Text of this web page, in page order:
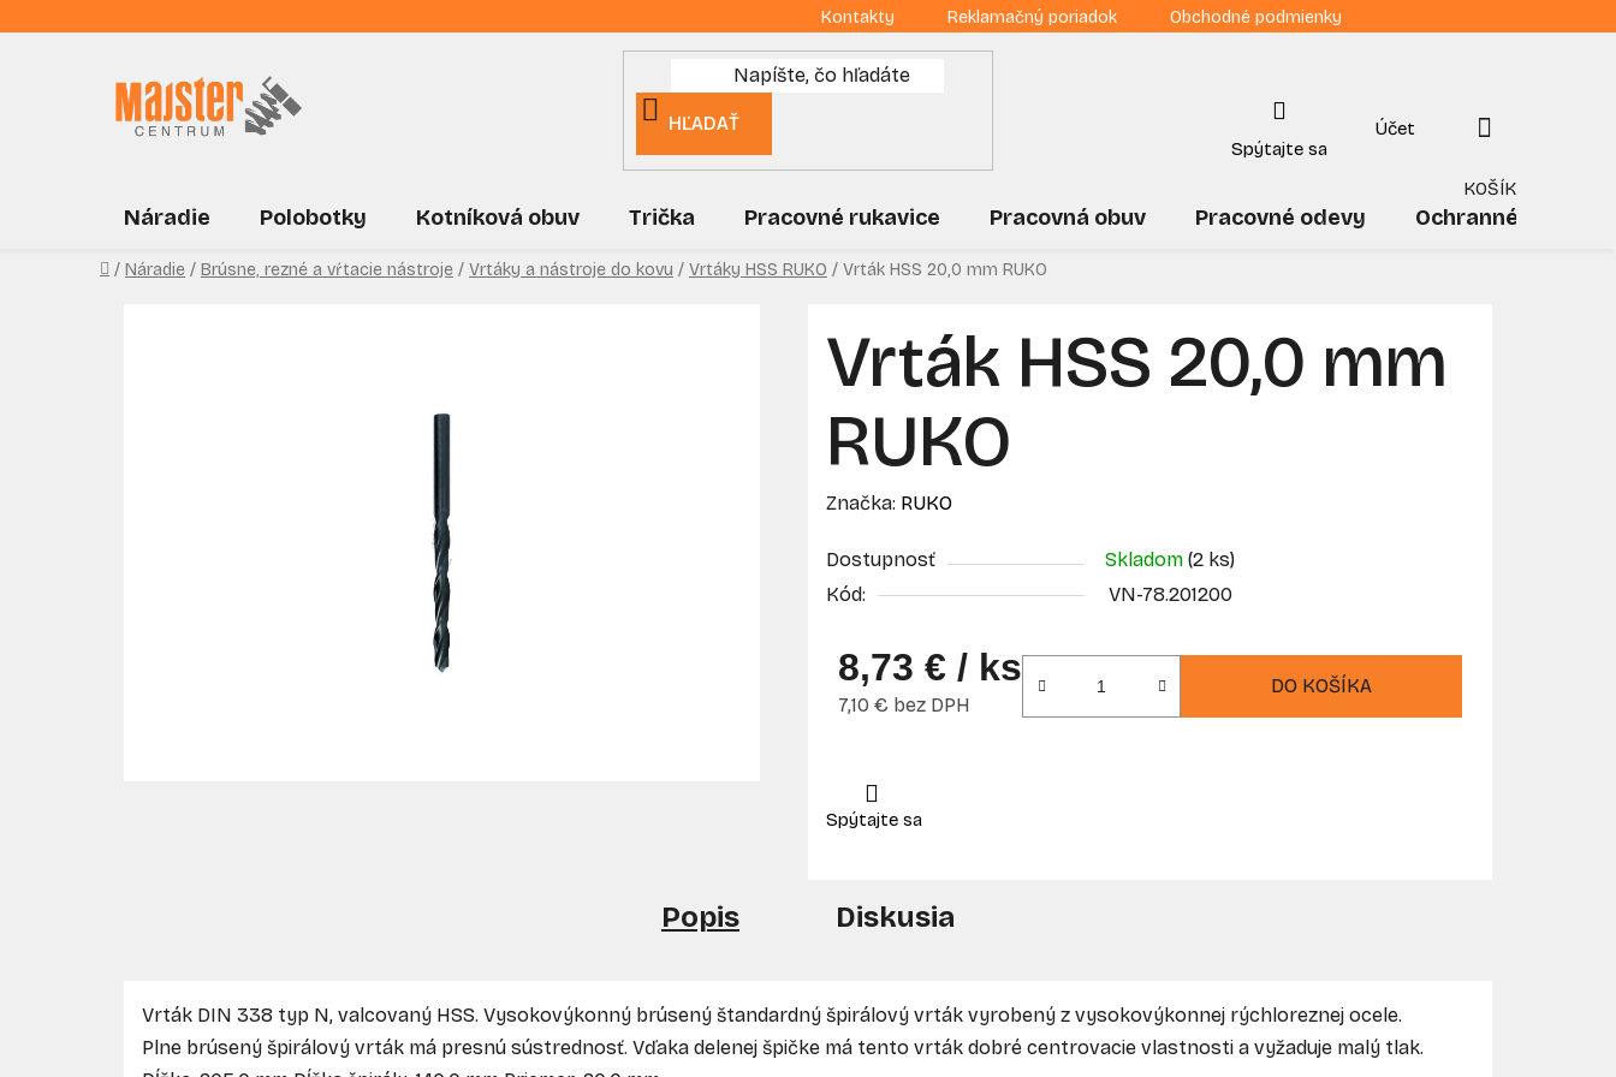
na
Kontakty Reklamačný poriadok Obchodné podmienky
HĽADAŤ
NÁKUPNÝ
KOŠÍK
Náradie Polobotky Kotníková obuv Trička Pracovné rukavice Pracovná obuv Pracovné odevy Ochranné
Domov
/ Náradie / Brúsne, rezné a vŕtacie nástroje / Vrtáky a nástroje do kovu / Vrtáky HSS RUKO / Vrták HSS 20,0 mm RUKO
Vrták HSS 20,0 mm
RUKO
Značka: RUKO
Dostupnosť Skladom (2 ks)
Kód:
VN-78.201200
8,73 € / ks
7,10 € bez DPH
DO KOŠÍKA
Popis Diskusia
Vrták DIN 338 typ N, valcovaný HSS. Vysokovýkonný brúsený štandardný špirálový vrták vyrobený z vysokovýkonnej rýchloreznej ocele.
Plne brúsený špirálový vrták má presnú sústrednosť. Vďaka delenej špičke má tento vrták dobré centrovacie vlastnosti a vyžaduje malý tlak.